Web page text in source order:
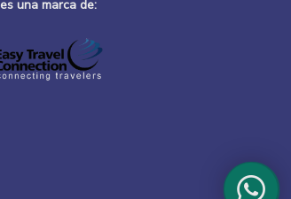
es una marca de: